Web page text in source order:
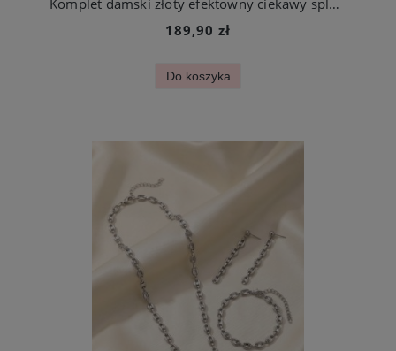
189,90 zł
Do koszyka